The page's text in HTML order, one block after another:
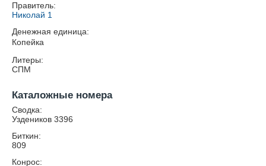
Правитель:
Николай 1
Денежная единица:
Копейка
Литеры:
СПМ
Каталожные номера
Сводка:
Уздеников 3396
Биткин:
809
Конрос: